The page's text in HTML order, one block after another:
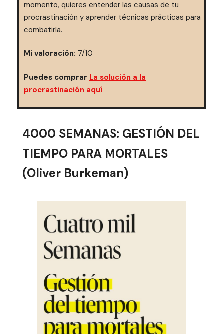
momento, quieres entender las causas de tu
procrastinación y aprender técnicas prácticas para
combatirla.
Mi valoración: 7/10
Puedes comprar La solución a la
procrastinación aquí
4000 SEMANAS: GESTIÓN DEL
TIEMPO PARA MORTALES
(Oliver Burkeman)